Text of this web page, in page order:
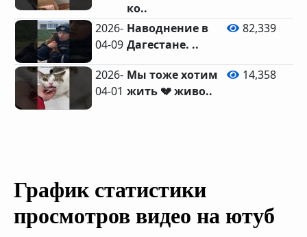
ко..
2026-
04-09
Наводнение в
Дагестане. ..
82,339
2026-
04-01
Мы тоже хотим
жить 💔 живо..
14,358
График статистики
просмотров видео на ютуб